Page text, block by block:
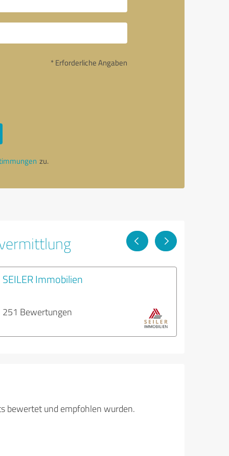
* Erforderliche Angaben
zu.
SEILER Immobilien
251 Bewertungen
bewertet und empfohlen wurden.